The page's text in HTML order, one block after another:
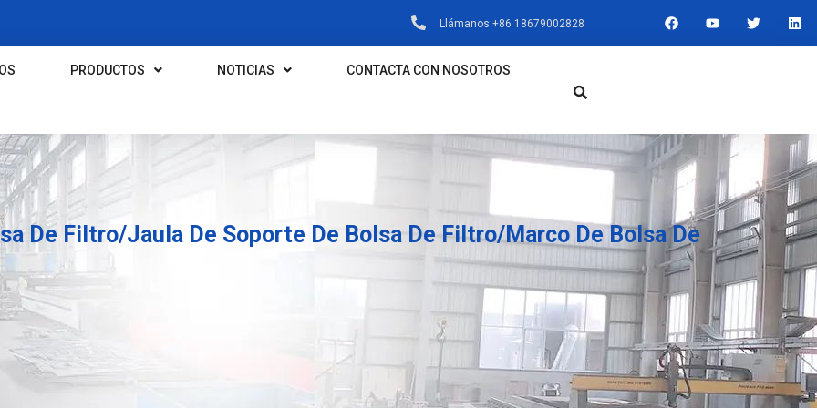
Llámanos:+86 18679002828
F
A
C
Y
O
U
T
W
I
L
I
N
PRODUCTOS NOTICIAS CONTACTA CON NOSOTROS
De Filtro/Jaula De Soporte De Bolsa De Filtro/Marco De Bolsa De